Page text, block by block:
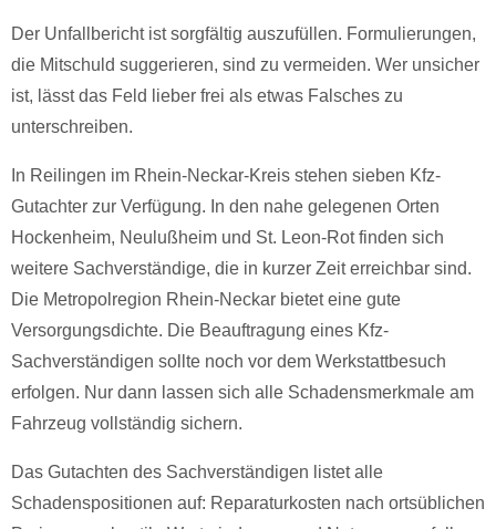
Der Unfallbericht ist sorgfältig auszufüllen. Formulierungen,
die Mitschuld suggerieren, sind zu vermeiden. Wer unsicher
ist, lässt das Feld lieber frei als etwas Falsches zu
unterschreiben.
In Reilingen im Rhein-Neckar-Kreis stehen sieben Kfz-
Gutachter zur Verfügung. In den nahe gelegenen Orten
Hockenheim, Neulußheim und St. Leon-Rot finden sich
weitere Sachverständige, die in kurzer Zeit erreichbar sind.
Die Metropolregion Rhein-Neckar bietet eine gute
Versorgungsdichte. Die Beauftragung eines Kfz-
Sachverständigen sollte noch vor dem Werkstattbesuch
erfolgen. Nur dann lassen sich alle Schadensmerkmale am
Fahrzeug vollständig sichern.
Das Gutachten des Sachverständigen listet alle
Schadenspositionen auf: Reparaturkosten nach ortsüblichen